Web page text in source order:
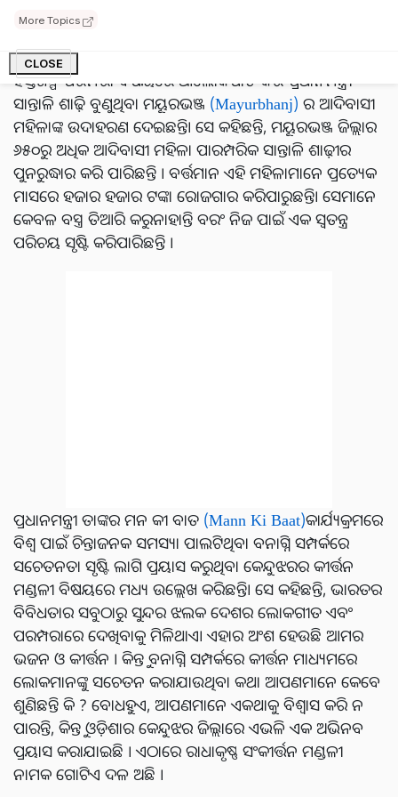
More Topics
CLOSE
ଦେଶର ସ୍ୱଦେଶୀ ଆନ୍ଦୋଳନ, ସ୍ଥାନୀୟ ଉତ୍ପାଦ ଏବଂ ସମୃଦ୍ଧ
ହସ୍ତଶିଳ୍ପ ପରମ୍ପରା ବିଷୟରେ ଆଲୋକପାତ କରି ପ୍ରଧାନମନ୍ତ୍ରୀ
ସାନ୍ତାଳି ଶାଢ଼ି ବୁଣୁଥିବା ମୟୂରଭଞ୍ଜ (Mayurbhanj) ର ଆଦିବାସୀ
ମହିଳାଙ୍କ ଉଦାହରଣ ଦେଇଛନ୍ତି। ସେ କହିଛନ୍ତି, ମୟୂରଭଞ୍ଜ ଜିଲ୍ଲାର
୬୫୦ରୁ ଅଧିକ ଆଦିବାସୀ ମହିଳା ପାରମ୍ପରିକ ସାନ୍ତାଳି ଶାଢ଼ୀର
ପୁନରୁଦ୍ଧାର କରି ପାରିଛନ୍ତି । ବର୍ତ୍ତମାନ ଏହି ମହିଳାମାନେ ପ୍ରତ୍ୟେକ
ମାସରେ ହଜାର ହଜାର ଟଙ୍କା ରୋଜଗାର କରିପାରୁଛନ୍ତି। ସେମାନେ
କେବଳ ବସ୍ତ୍ର ତିଆରି କରୁନାହାନ୍ତି ବରଂ ନିଜ ପାଇଁ ଏକ ସ୍ୱତନ୍ତ୍ର
ପରିଚୟ ସୃଷ୍ଟି କରିପାରିଛନ୍ତି ।
ପ୍ରଧାନମନ୍ତ୍ରୀ ତାଙ୍କର ମନ କୀ ବାତ (Mann Ki Baat)କାର୍ଯ୍ୟକ୍ରମରେ
ବିଶ୍ୱ ପାଇଁ ଚିନ୍ତାଜନକ ସମସ୍ୟା ପାଲଟିଥିବା ବନାଗ୍ନି ସମ୍ପର୍କରେ
ସଚେତନତା ସୃଷ୍ଟି ଲାଗି ପ୍ରୟାସ କରୁଥିବା କେନ୍ଦୁଝରର କୀର୍ତ୍ତନ
ମଣ୍ଡଳୀ ବିଷୟରେ ମଧ୍ୟ ଉଲ୍ଲେଖ କରିଛନ୍ତି। ସେ କହିଛନ୍ତି, ଭାରତର
ବିବିଧତାର ସବୁଠାରୁ ସୁନ୍ଦର ଝଲକ ଦେଶର ଲୋକଗୀତ ଏବଂ
ପରମ୍ପରାରେ ଦେଖିବାକୁ ମିଳିଥାଏ। ଏହାର ଅଂଶ ହେଉଛି ଆମର
ଭଜନ ଓ କୀର୍ତ୍ତନ । କିନ୍ତୁ ବନାଗ୍ନି ସମ୍ପର୍କରେ କୀର୍ତ୍ତନ ମାଧ୍ୟମରେ
ଲୋକମାନଙ୍କୁ ସଚେତନ କରାଯାଉଥିବା କଥା ଆପଣମାନେ କେବେ
ଶୁଣିଛନ୍ତି କି ? ବୋଧହୁଏ, ଆପଣମାନେ ଏକଥାକୁ ବିଶ୍ୱାସ କରି ନ
ପାରନ୍ତି, କିନ୍ତୁ ଓଡ଼ିଶାର କେନ୍ଦୁଝର ଜିଲ୍ଲାରେ ଏଭଳି ଏକ ଅଭିନବ
ପ୍ରୟାସ କରାଯାଇଛି । ଏଠାରେ ରାଧାକୃଷ୍ଣ ସଂକୀର୍ତ୍ତନ ମଣ୍ଡଳୀ
ନାମକ ଗୋଟିଏ ଦଳ ଅଛି ।